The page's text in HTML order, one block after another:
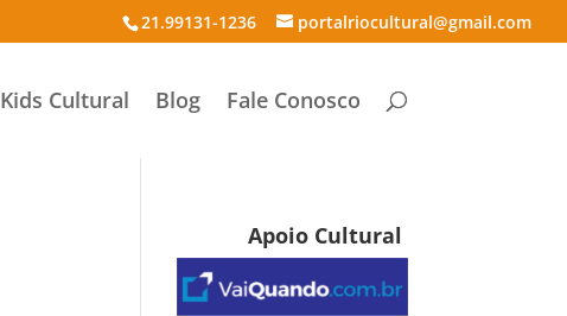
21.99131-1236 portalriocultural@gmail.com
Kids Cultural Blog Fale Conosco
Apoio Cultural